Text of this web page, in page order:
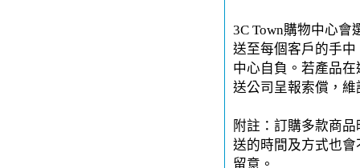
3C Town購物中心
送至每個客戶的手中
中心自負。若產品
送公司呈報索償，
附註：訂購多款商
送的時間及方式也
留意。